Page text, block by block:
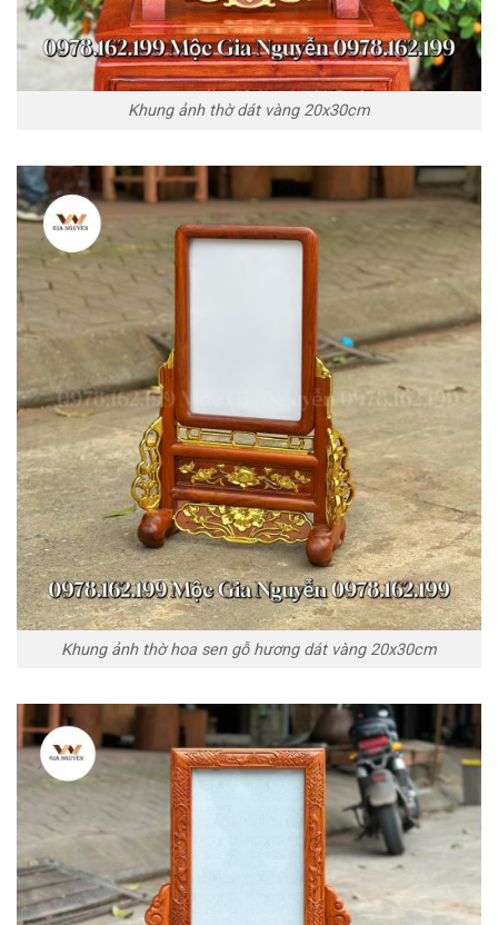
Khung ảnh thờ dát vàng 20x30cm
Khung ảnh thờ hoa sen gỗ hương dát vàng 20x30cm